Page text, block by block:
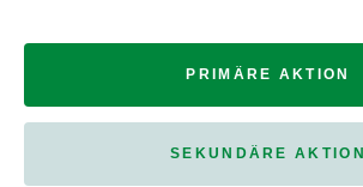
PRIMÄRE AKTION
SEKUNDÄRE AKTION